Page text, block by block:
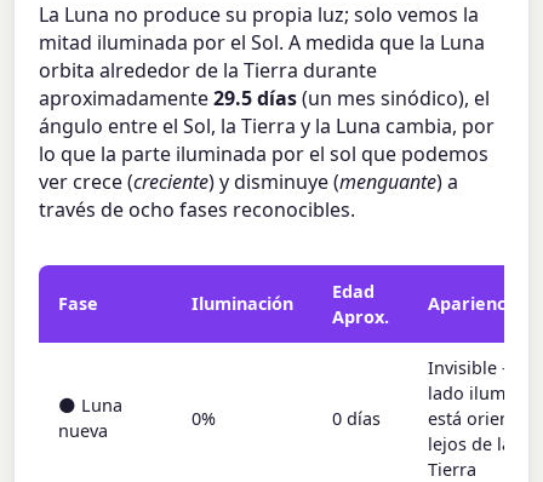
La Luna no produce su propia luz; solo vemos la
mitad iluminada por el Sol. A medida que la Luna
orbita alrededor de la Tierra durante
aproximadamente29.5 días(un mes sinódico), el
ángulo entre el Sol, la Tierra y la Luna cambia, por
lo que la parte iluminada por el sol que podemos
ver crece (creciente) y disminuye (menguante) a
través de ocho fases reconocibles.
Fase Iluminación
Edad
Aprox.
Apariencia
🌑 Luna
nueva
0% 0 días
Invisible — el
lado
está
lejos de la
Tierra